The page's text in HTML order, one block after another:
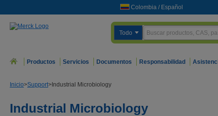
Colombia / Español
Todo
Productos Servicios Documentos Responsabilidad
Inicio>Support> Industrial Microbiology
Industrial Microbiology